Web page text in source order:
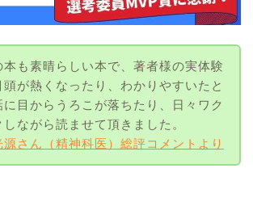
本も素晴らしい本で、著者様の実体験
頭が熱くなったり、わかりやすいたと
に目からうろこが落ちたり、日々ワク
しながら読ませて頂きました。
源さん（精神科医）総評コメントより